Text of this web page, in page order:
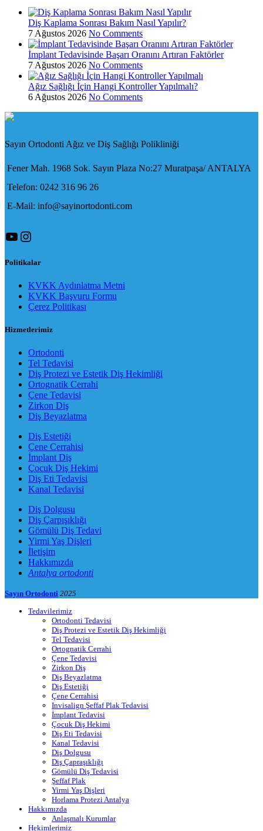
Diş Kaplama Sonrası Bakım Nasıl Yapılır?
7 Ağustos 2026 No Comments
İmplant Tedavisinde Başarı Oranını Artıran Faktörler
7 Ağustos 2026 No Comments
Ağız Sağlığı İçin Hangi Kontroller Yapılmalı?
6 Ağustos 2026 No Comments
Sayın Ortodonti Ağız ve Diş Sağlığı Polikliniği
Fener Mah. 1968 Sok. Sayın Plaza No:27 Muratpaşa/ ANTALYA
Telefon: 0242 316 96 26
E-Mail: info@sayinortodonti.com
YouTube
Instagram
Politikalar
KVKK Aydınlatma Metni
KVKK Başvuru Formu
Çerez Politikası
Hizmetlerimiz
Ortodonti
Tel Tedavisi
Diş Protezi ve Estetik Diş Hekimliği
Ortognatik Cerrahi
Çene Tedavisi
Zirkon Diş
Diş Beyazlatma
Diş Estetiği
Çene Cerrahisi
İmplant Diş
Çocuk Diş Hekimi
Diş Eti Tedavisi
Kanal Tedavisi
Diş Dolgusu
Diş Çarpışıklığı
Gömülü Diş Tedavi
Yirmi Yaş Dişleri
İletişim
Hakkımızda
Antalya ortodonti
Sayın Ortodonti 2025
Tedavilerimiz
Ortodonti Tedavisi
Diş Protezi ve Estetik Diş Hekimliği
Tel Tedavisi
Ortognatik Cerrahi
Çene Tedavisi
Zirkon Diş
Diş Beyazlatma
Diş Estetiği
Çene Cerrahisi
Invisalign Şeffaf Plak Tedavisi
İmplant Tedavisi
Çocuk Diş Hekimi
Diş Eti Tedavisi
Kanal Tedavisi
Diş Dolgusu
Diş Çapraşıklığı
Gömülü Diş Tedavisi
Şeffaf Plak
Yirmi Yaş Dişleri
Horlama Protezi Antalya
Hakkımızda
Anlaşmalı Kurumlar
Hekimlerimiz